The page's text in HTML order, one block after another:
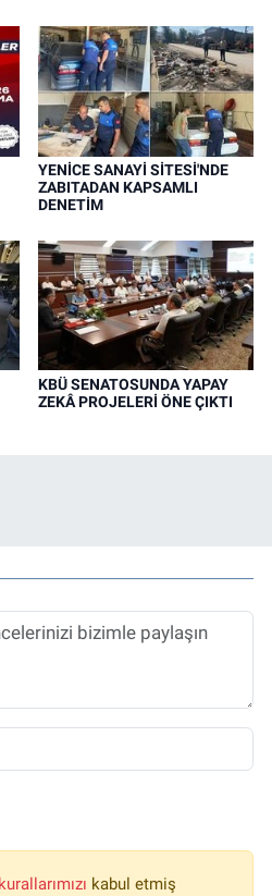
YENİCE SANAYİ SİTESİ'NDE
ZABITADAN KAPSAMLI
DENETİM
KBÜ SENATOSUNDA YAPAY
ZEKÂ PROJELERİ ÖNE ÇIKTI
kabul etmiş